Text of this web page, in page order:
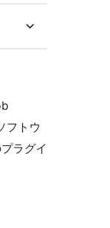
フトウ
ラグイ